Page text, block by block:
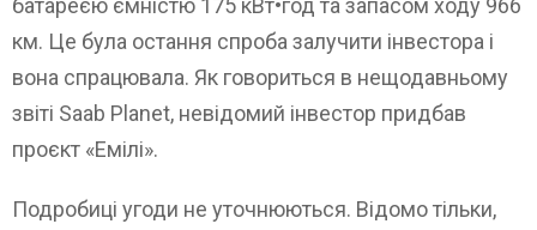
км. Це була остання спроба залучити інвестора і
вона спрацювала. Як говориться в нещодавньому
звіті Saab Planet, невідомий інвестор придбав
проєкт «Емілі».
Подробиці угоди не уточнюються. Відомо тільки,